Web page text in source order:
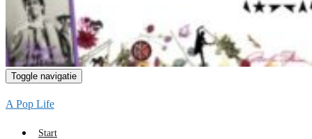
Toggle navigatie
A Pop Life
Start